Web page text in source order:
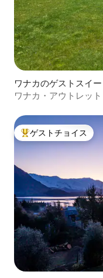
ワナカのゲストスイー
ワナカ・アウトレッ
大好評のゲストチョイ
ゲストチョイス